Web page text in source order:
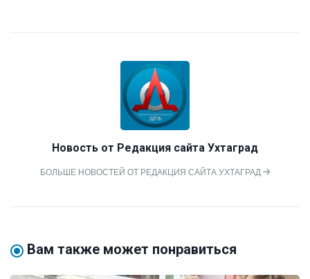
Новость от Редакция сайта Ухтаград
БОЛЬШЕ НОВОСТЕЙ ОТ РЕДАКЦИЯ САЙТА УХТАГРАД
Вам также может понравиться